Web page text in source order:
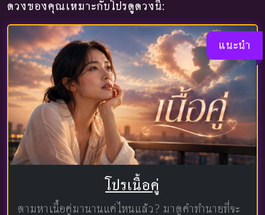
ดวงของคุณเหมาะกับโปรดูดวงนี้:
แนะนำ
โปรเนื้อคู่
ตามหาเนื้อคู่มานานแค่ไหนแล้ว? มาดูคำทำนายที่จะ